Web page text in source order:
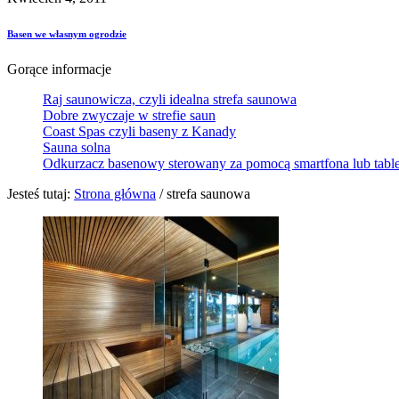
Basen we własnym ogrodzie
Gorące informacje
Raj saunowicza, czyli idealna strefa saunowa
Dobre zwyczaje w strefie saun
Coast Spas czyli baseny z Kanady
Sauna solna
Odkurzacz basenowy sterowany za pomocą smartfona lub
Jesteś tutaj: Strona główna /strefa saunowa